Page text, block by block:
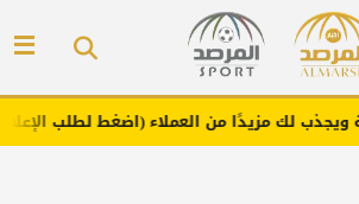
العملاء (اضغط لطلب الإعلان)